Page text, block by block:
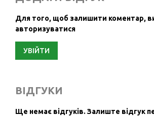
Для того, щоб залишити коментар,
авторизуватися
УВІЙТИ
ВІДГУКИ
Ще немає відгуків. Залиште відгук